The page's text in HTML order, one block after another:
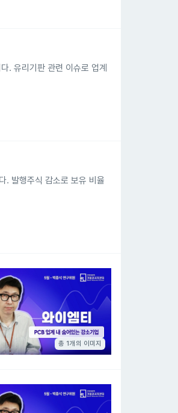
. 유리기판 관련 이슈로 업계
발행주식 감소로 보유 비율
총 1개의 이미지